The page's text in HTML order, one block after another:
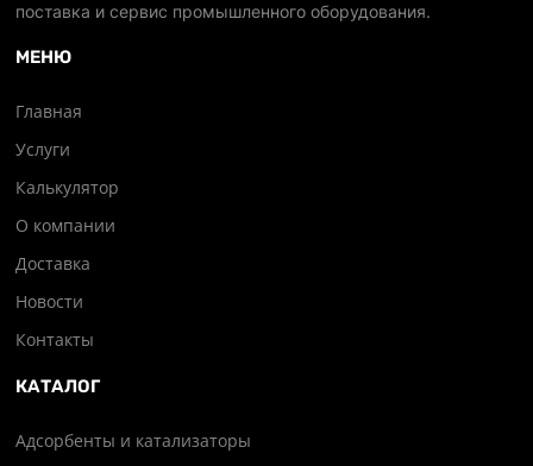
поставка и сервис промышленного оборудования.
МЕНЮ
Главная
Услуги
Калькулятор
О компании
Доставка
Новости
Контакты
КАТАЛОГ
Адсорбенты и катализаторы